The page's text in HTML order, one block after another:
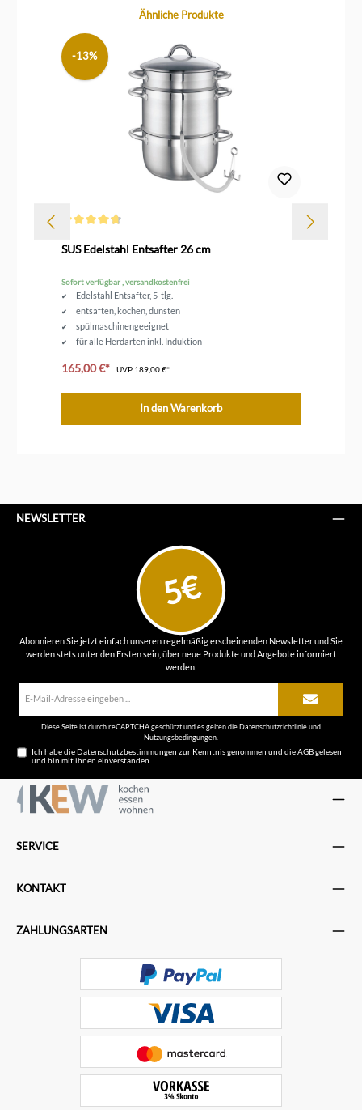
Produktgalerie überspringenÄhnliche Produkte
-13%
SUS Edelstahl Entsafter 26 cm
Sofort verfügbar , versandkostenfrei
Edelstahl Entsafter, 5-tlg.
entsaften, kochen, dünsten
spülmaschinengeeignet
für alle Herdarten inkl. Induktion
165,00 €* UVP 189,00 €*
In den Warenkorb
NEWSLETTER
5€
Abonnieren Sie jetzt einfach unseren regelmäßig erscheinenden Newsletter und Sie
werden stets unter den Ersten sein, über neue Produkte und Angebote informiert
werden.
Diese Seite ist durch reCAPTCHA geschützt und es gelten dieDatenschutzrichtlinieund
Nutzungsbedingungen
Ich habe dieDatenschutzbestimmungen zur Kenntnis genommen und dieAGBgelesen
und bin mit ihnen einverstanden.
SERVICE
KONTAKT
ZAHLUNGSARTEN